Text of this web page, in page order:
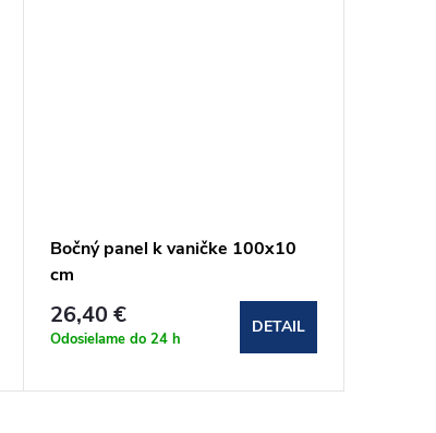
Bočný panel k vaničke 100x10
cm
26,40 €
Odosielame do 24 h
DETAIL